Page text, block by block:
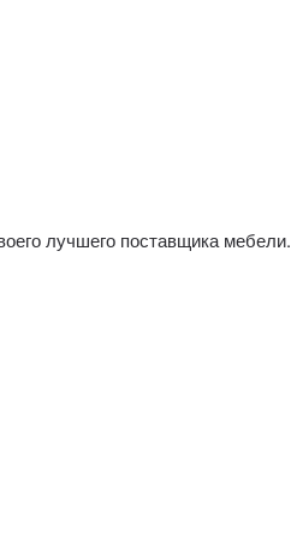
лучшего поставщика мебели.